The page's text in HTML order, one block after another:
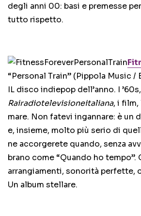
degli anni 00: basi e premesse
tutto rispetto.
“Personal Train” (Pippola Music /
IL disco indiepop dell’anno. I
Rairadiotelevisioneitaliana, i film,
mare. Non fatevi ingannare: è un
e, insieme, molto più serio di
ne accorgerete quando, senza
brano come “Quando ho tempo”.
arrangiamenti, sonorità perfette,
Un album stellare.